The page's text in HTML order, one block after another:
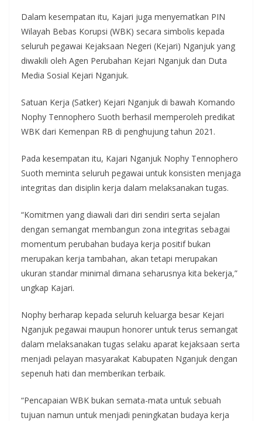
k p
Dalam kesempatan itu, Kajari juga menyematkan PIN
Wilayah Bebas Korupsi (WBK) secara simbolis kepada
seluruh pegawai Kejaksaan Negeri (Kejari) Nganjuk yang
diwakili oleh Agen Perubahan Kejari Nganjuk dan Duta
Media Sosial Kejari Nganjuk.
Satuan Kerja (Satker) Kejari Nganjuk di bawah Komando
Nophy Tennophero Suoth berhasil memperoleh predikat
WBK dari Kemenpan RB di penghujung tahun 2021.
Pada kesempatan itu, Kajari Nganjuk Nophy Tennophero
Suoth meminta seluruh pegawai untuk konsisten menjaga
integritas dan disiplin kerja dalam melaksanakan tugas.
“Komitmen yang diawali dari diri sendiri serta sejalan
dengan semangat membangun zona integritas sebagai
momentum perubahan budaya kerja positif bukan
merupakan kerja tambahan, akan tetapi merupakan
ukuran standar minimal dimana seharusnya kita bekerja,”
ungkap Kajari.
Nophy berharap kepada seluruh keluarga besar Kejari
Nganjuk pegawai maupun honorer untuk terus semangat
dalam melaksanakan tugas selaku aparat kejaksaan serta
menjadi pelayan masyarakat Kabupaten Nganjuk dengan
sepenuh hati dan memberikan terbaik.
“Pencapaian WBK bukan semata-mata untuk sebuah
tujuan namun untuk menjadi peningkatan budaya kerja